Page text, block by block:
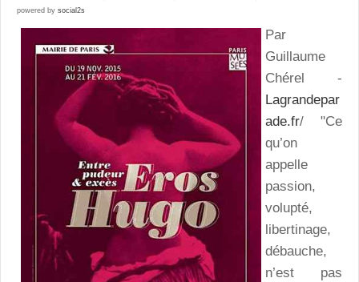
powered by social2s
Par
Guillaume
Chérel -
Lagrandepar
ade.fr/ "Ce
qu’on
appelle
passion,
volupté,
libertinage,
débauche,
n’est pas